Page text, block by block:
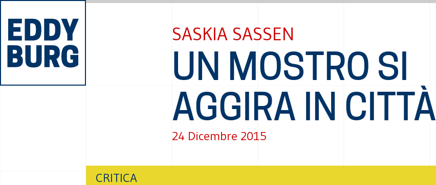
SASKIA SASSEN
UN MOSTRO SI
AGGIRA IN CITTÀ
24 Dicembre 2015
CRITICA